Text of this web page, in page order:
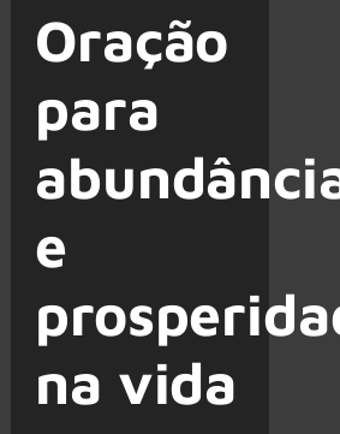
Oração
para
e
na vida